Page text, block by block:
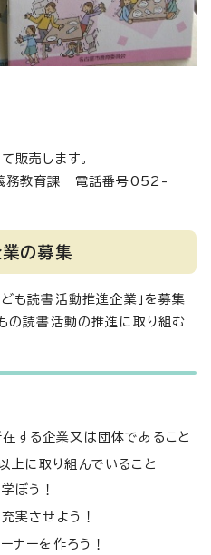
販売します。
義務教育課 電話番号052-
の募集
も読書活動推進企業」を募集
の読書活動の推進に取り組む
する企業又は団体であること
上に取り組んでいること
ぼう！
実させよう！
ナーを作ろう！